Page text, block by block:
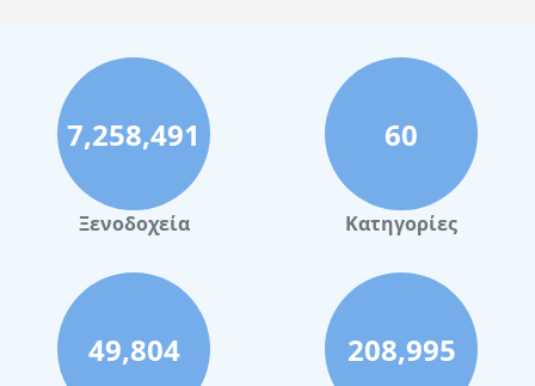
7,258,491
Ξενοδοχεία
60
Κατηγορίες
49,804 208,995